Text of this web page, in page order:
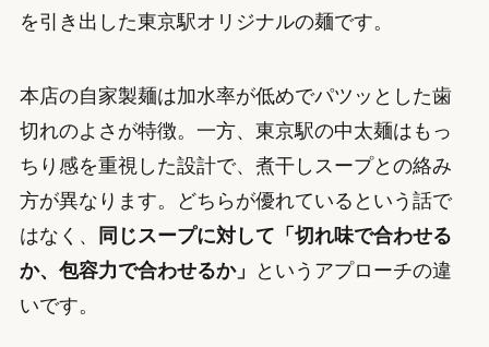
を引き出した東京駅オリジナルの麺です。
本店の自家製麺は加水率が低めでパツッとした歯
切れのよさが特徴。一方、東京駅の中太麺はもっ
ちり感を重視した設計で、煮干しスープとの絡み
方が異なります。どちらが優れているという話で
はなく、
同じスープに対して「切れ味で合わせる
か、包容力で合わせるか」
というアプローチの違
いです。